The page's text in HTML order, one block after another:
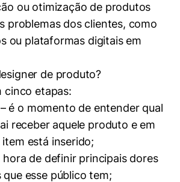
ou otimização de produtos
problemas dos clientes, como
ou plataformas digitais em
de produto?
cinco etapas:
– é o momento de entender qual
receber aquele produto e em
está inserido;
hora de definir principais dores
que esse público tem;